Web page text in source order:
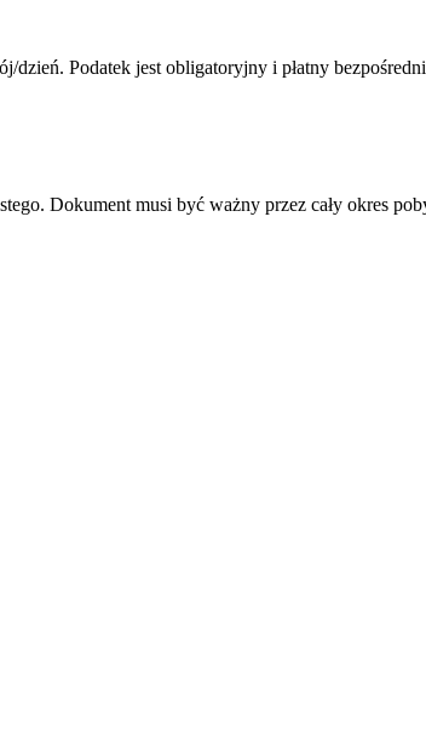
Podatek jest obligatoryjny i płatny
Dokument musi być ważny przez cały okres